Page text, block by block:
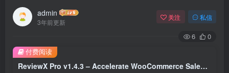
admin
3年前更新
关注 私信
6 0
ReviewX Pro v1.4.3 – Accelerate WooCommerce Sales With ReviewX Plugins
付费阅读